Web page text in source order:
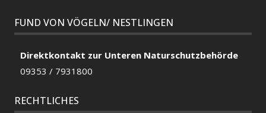
FUND VON VÖGELN/ NESTLINGEN
Direktkontakt zur Unteren Naturschutzbehörde
09353 / 7931800
RECHTLICHES